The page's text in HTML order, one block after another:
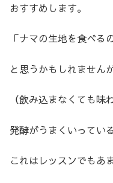
おすすめします。
「ナマの生地を食べる
と思うかもしれません
（飲み込まなくても味
発酵がうまくいってい
これはレッスンでもあ